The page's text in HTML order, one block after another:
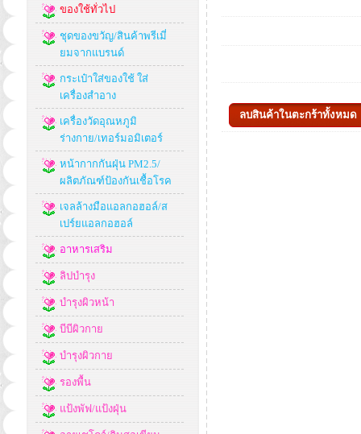
ของใช้ทั่วไป
ชุดของขวัญ/สินค้าพรีเมี่
ยมจากแบรนด์
กระเป๋าใส่ของใช้ ใส่
เครื่องสำอาง
เครื่องวัดอุณหภูมิ
ร่างกาย/เทอร์มอมิเตอร์
หน้ากากกันฝุ่น PM2.5/
ผลิตภัณฑ์ป้องกันเชื้อโรค
เจลล้างมือแอลกอฮอล์/ส
เปร์ยแอลกอฮอล์
อาหารเสริม
ลิปบำรุง
บำรุงผิวหน้า
บีบีผิวกาย
บำรุงผิวกาย
รองพื้น
แป้งพัฟ/แป้งฝุ่น